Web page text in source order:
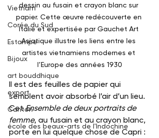
Vietnam
Corée du Sud
Estampe
Bijoux
art bouddhique
export
Canton
école des beaux-arts de l'Indochine
dessin au fusain et crayon blanc sur
papier. Cette œuvre redécouverte en
Italie et expertisée par Gauchet Art
Asiatique illustre les liens entre les
artistes vietnamiens modernes et
l’Europe des années 1930
Il est des feuilles de papier qui
semblent avoir absorbé l’air d’un lieu.
Cet Ensemble de deux portraits de
femme, au fusain et au crayon blanc,
porte en lui quelque chose de Capri :